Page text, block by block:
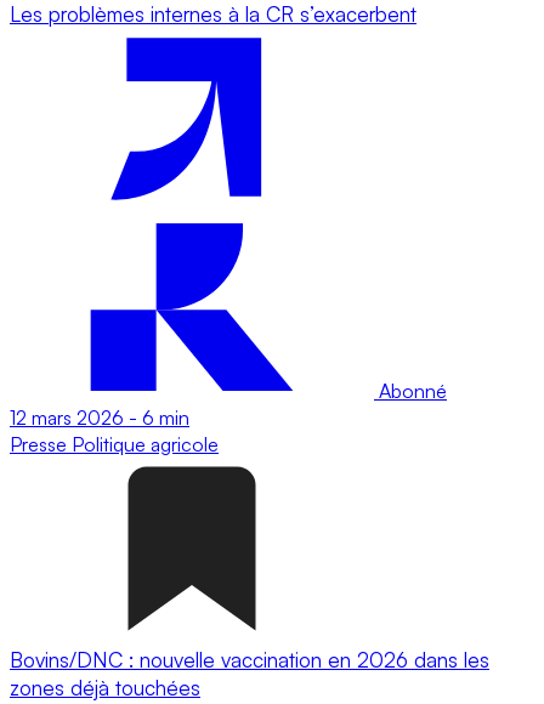
Les problèmes internes à la CR s’exacerbent
Abonné
12 mars 2026 - 6 min
Presse Politique agricole
Bovins/DNC : nouvelle vaccination en 2026 dans les
zones déjà touchées